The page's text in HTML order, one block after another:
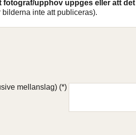
upphov uppges eller att
inte att publiceras).
mellanslag)